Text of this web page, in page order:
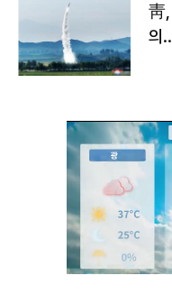
靑,
의